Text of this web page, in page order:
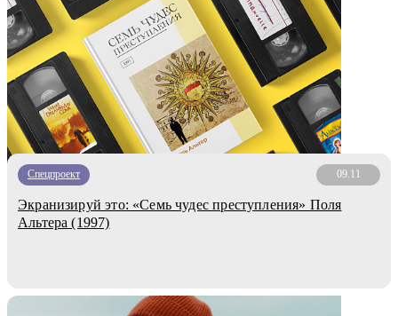
Спецпроект 09.11
Экранизируй это: «Семь чудес преступления» Поля
Альтера (1997)